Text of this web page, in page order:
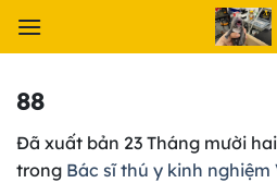
đến
dung
88
Đã xuất bản 23 Tháng mười
trong Bác sĩ thú y kinh nghiệm